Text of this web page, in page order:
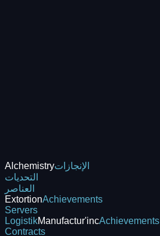
Alchemistryالإنجازات
التحديات
العناصر
ExtortionAchievements
Servers
LogistikManufactur'incAchievements
Contracts